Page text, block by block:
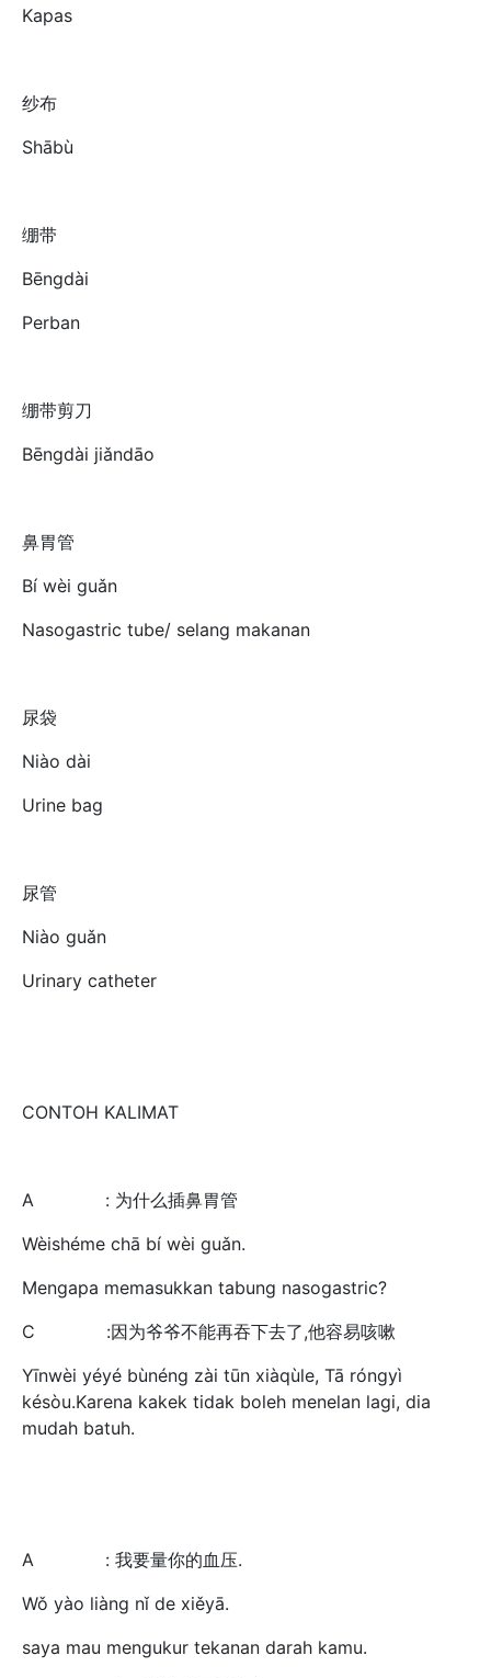
Kapas
纱布
Shābù
绷带
Bēngdài
Perban
绷带剪刀
Bēngdài jiǎndāo
鼻胃管
Bí wèi guǎn
Nasogastric tube/ selang makanan
尿袋
Niào dài
Urine bag
尿管
Niào guǎn
Urinary catheter
CONTOH KALIMAT
A : 为什么插鼻胃管
Wèishéme chā bí wèi guǎn.
Mengapa memasukkan tabung nasogastric?
C :因为爷爷不能再吞下去了,他容易咳嗽
Yīnwèi yéyé bùnéng zài tūn xiàqùle, Tā róngyì
késòu.Karena kakek tidak boleh menelan lagi, dia
mudah batuh.
A : 我要量你的血压.
Wǒ yào liàng nǐ de xiěyā.
saya mau mengukur tekanan darah kamu.